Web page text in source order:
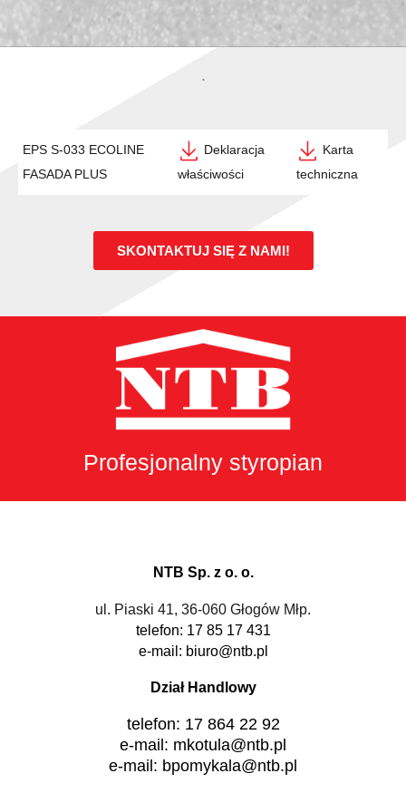
.
EPS S-033 ECOLINE
FASADA PLUS
Deklaracja
właściwości
Karta
techniczna
SKONTAKTUJ SIĘ Z NAMI!
Profesjonalny styropian
NTB Sp. z o. o.
ul. Piaski 41, 36-060 Głogów Młp.
telefon: 17 85 17 431
e-mail: biuro@ntb.pl
Dział Handlowy
telefon: 17 864 22 92
e-mail: mkotula@ntb.pl
e-mail: bpomykala@ntb.pl